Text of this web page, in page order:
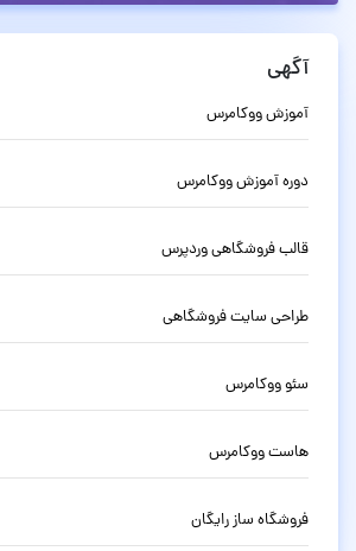
آگهی
آموزش ووکامرس
دوره آموزش ووکامرس
قالب فروشگاهی وردپرس
طراحی سایت فروشگاهی
سئو ووکامرس
هاست ووکامرس
فروشگاه ساز رایگان